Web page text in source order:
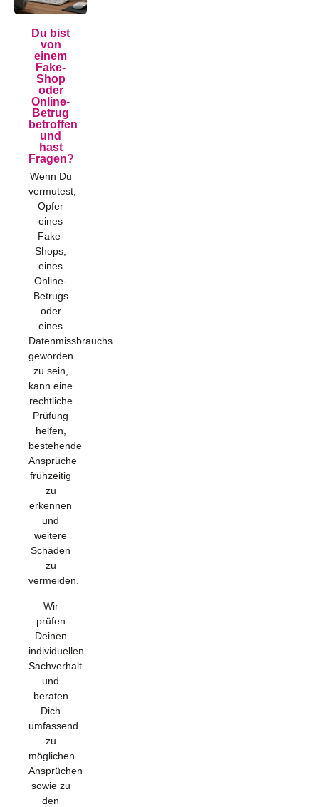
Du bist
von
einem
Fake-
Shop
oder
Online-
Betrug
betroffen
und
hast
Fragen?
Wenn Du
vermutest,
Opfer
eines
Fake-
Shops,
eines
Online-
Betrugs
oder
eines
Datenmissbrauchs
geworden
zu sein,
kann eine
rechtliche
Prüfung
helfen,
bestehende
Ansprüche
frühzeitig
zu
erkennen
und
weitere
Schäden
zu
vermeiden.
Wir
prüfen
Deinen
individuellen
Sachverhalt
und
beraten
Dich
umfassend
zu
möglichen
Ansprüchen
sowie zu
den